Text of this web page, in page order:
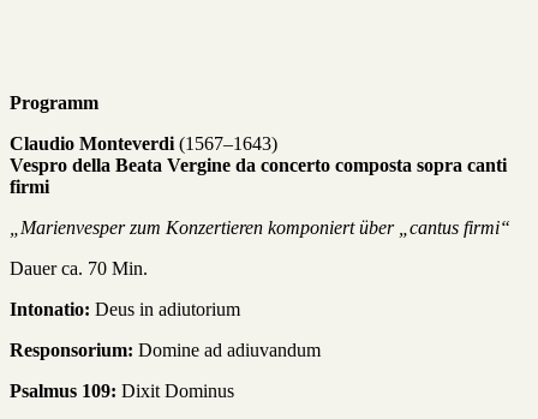
Programm
Claudio Monteverdi (1567–1643)
Vespro della Beata Vergine da concerto composta sopra canti
firmi
„Marienvesper zum Konzertieren komponiert über „cantus firmi“
Dauer ca. 70 Min.
Intonatio: Deus in adiutorium
Responsorium: Domine ad adiuvandum
Psalmus 109: Dixit Dominus